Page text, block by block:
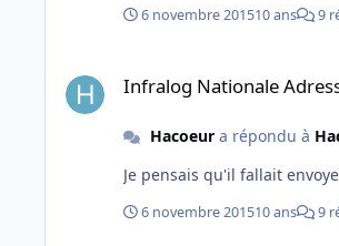
6 novembre 201510 ans 9
Infralog Nationale
Hacoeura répondu à
6 novembre 201510 ans 9